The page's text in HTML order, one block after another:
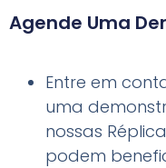
Agende Uma
Entre em
uma
nossas
podem